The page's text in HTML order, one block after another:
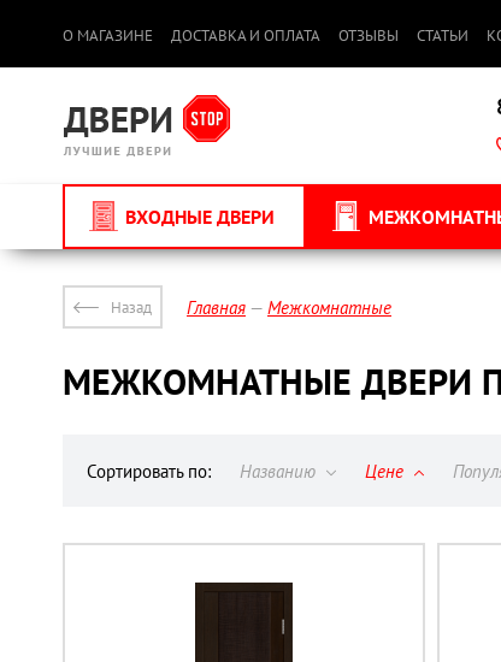
О МАГАЗИНЕ ДОСТАВКА И ОПЛАТА ОТЗЫВЫ СТАТЬИ
ВХОДНЫЕ ДВЕРИ
Назад Главная Межкомнатные
МЕЖКОМНАТНЫЕ ДВЕРИ
Сортировать по: Названию Цене